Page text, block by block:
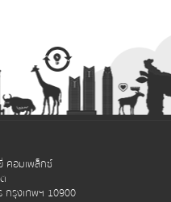
ส์ของราชการ
คอมเพล็กซ์
กรุงเทพฯ 10900